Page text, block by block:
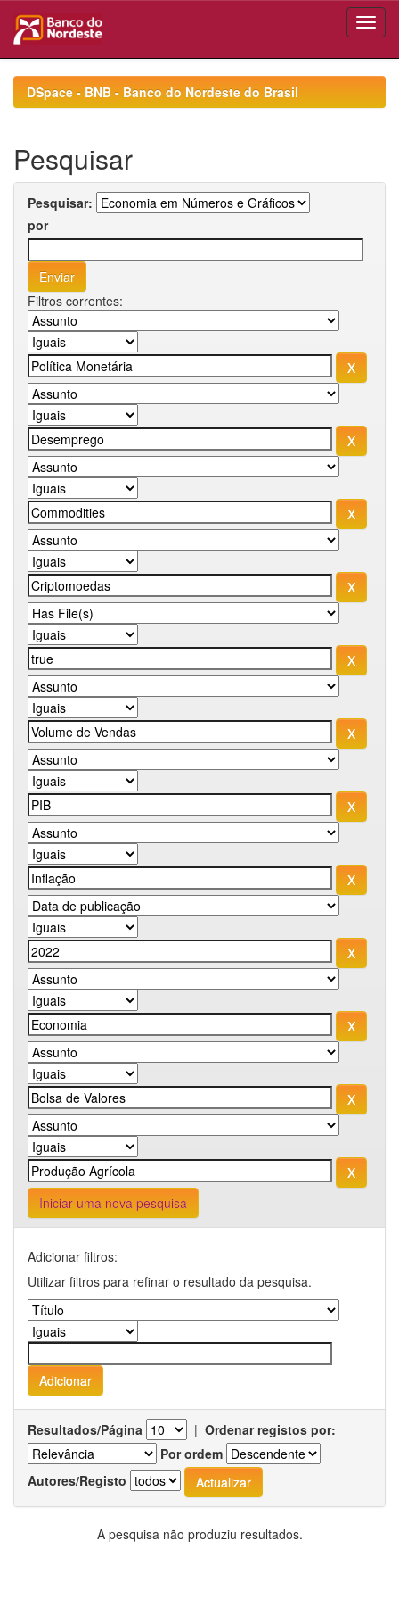
navigationDSpace - BNB - Banco do Nordeste do Brasil
Pesquisar
Pesquisar:
por
Filtros correntes:
Iniciar uma nova pesquisa
Adicionar filtros:
Utilizar filtros para refinar o resultado da pesquisa.
Resultados/Página | Ordenar registos por:
Por ordem
Autores/Registo
A pesquisa não produziu resultados.